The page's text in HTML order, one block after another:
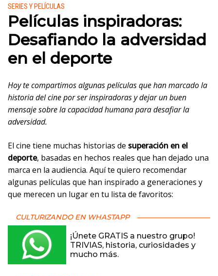
Publicado en:
SERIES Y PELÍCULAS
Películas inspiradoras:
Desafiando la adversidad
en el deporte
Hoy te compartimos algunas películas que han marcado la
historia del cine por ser inspiradoras y dejar un buen
mensaje sobre la capacidad humana para desafiar la
adversidad.
El cine tiene muchas historias de superación en el
deporte, basadas en hechos reales que han dejado una
marca en la audiencia. Aquí te quiero recomendar
algunas películas que han inspirado a generaciones y
que merecen un lugar en tu lista de favoritos:
CULTURIZANDO EN WHASTAPP
¡Únete GRATIS a nuestro grupo!
TRIVIAS, historia, curiosidades y
mucho más.